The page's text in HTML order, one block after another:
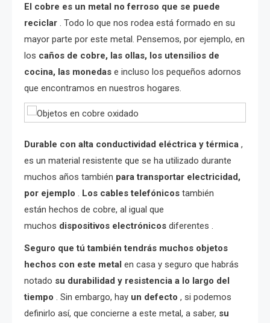
El cobre es un metal no ferroso que se puede
reciclar . Todo lo que nos rodea está formado en su
mayor parte por este metal. Pensemos, por ejemplo, en
los caños de cobre, las ollas, los utensilios de
cocina, las monedas e incluso los pequeños adornos
que encontramos en nuestros hogares.
Durable con alta conductividad eléctrica y térmica ,
es un material resistente que se ha utilizado durante
muchos años también para transportar electricidad,
por ejemplo . Los cables telefónicos también
están hechos de cobre, al igual que
muchos dispositivos electrónicos diferentes .
Seguro que tú también tendrás muchos objetos
hechos con este metal en casa y seguro que habrás
notado su durabilidad y resistencia a lo largo del
tiempo . Sin embargo, hay un defecto , si podemos
definirlo así, que concierne a este metal, a saber, su